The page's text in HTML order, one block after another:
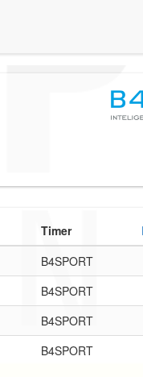
Timer
B4SPORT
B4SPORT
B4SPORT
B4SPORT